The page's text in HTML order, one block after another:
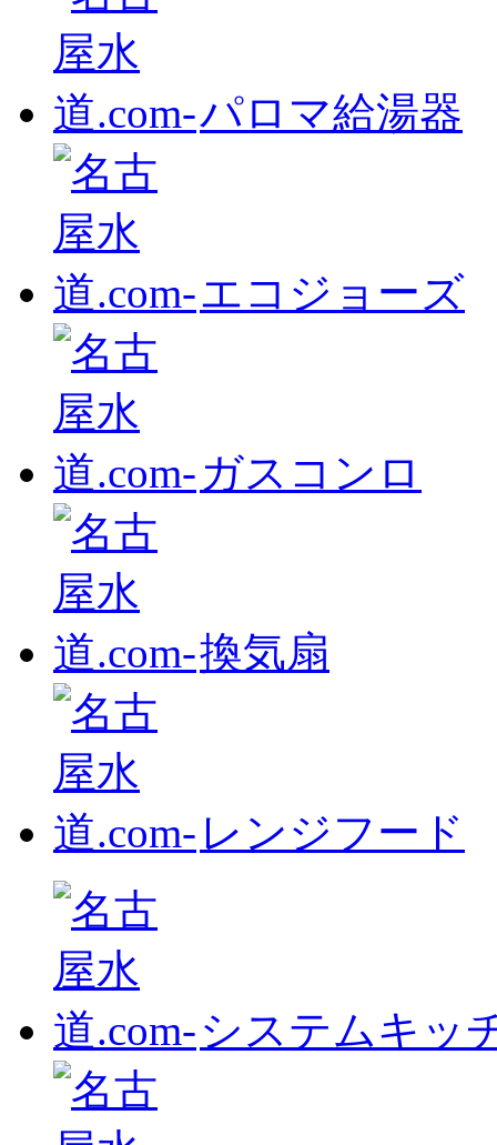
パロマ給湯器
エコジョーズ
ガスコンロ
換気扇
レンジフード
システムキッ